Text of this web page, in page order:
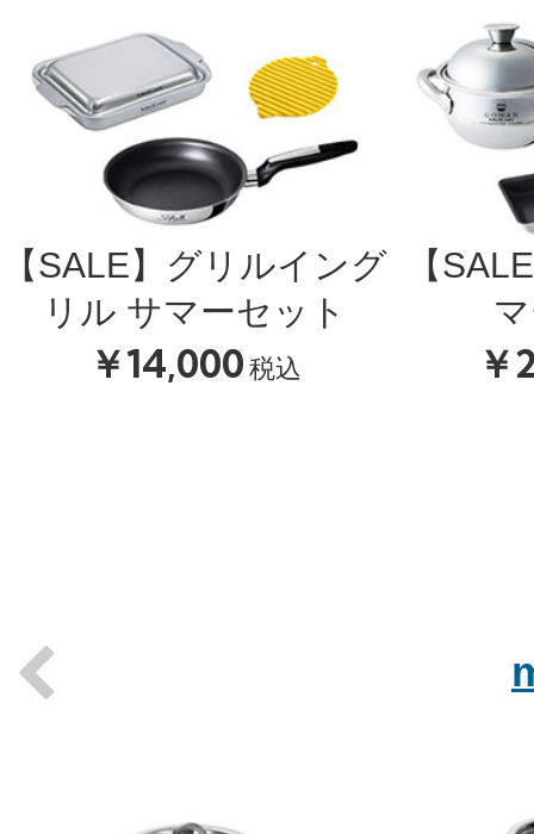
【SALE】グリルイング
リル サマーセット
￥14,000 税込
【
￥